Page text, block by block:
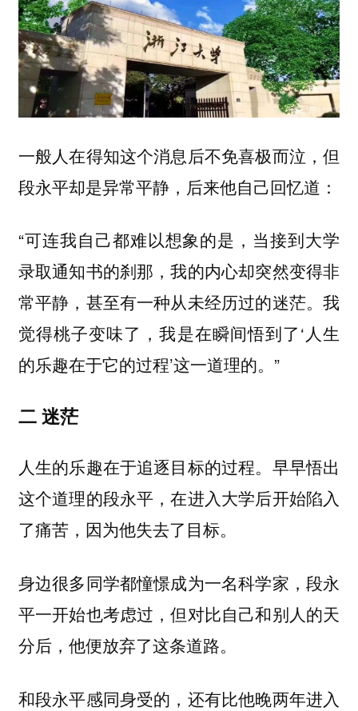
一般人在得知这个消息后不免喜极而泣，但
段永平却是异常平静，后来他自己回忆道：
“可连我自己都难以想象的是，当接到大学
录取通知书的刹那，我的内心却突然变得非
常平静，甚至有一种从未经历过的迷茫。我
觉得桃子变味了，我是在瞬间悟到了‘人生
的乐趣在于它的过程’这一道理的。”
二 迷茫
人生的乐趣在于追逐目标的过程。早早悟出
这个道理的段永平，在进入大学后开始陷入
了痛苦，因为他失去了目标。
身边很多同学都憧憬成为一名科学家，段永
平一开始也考虑过，但对比自己和别人的天
分后，他便放弃了这条道路。
和段永平感同身受的，还有比他晚两年进入